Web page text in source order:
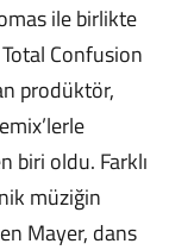
ile birlikte
Confusion
prodüktör,
biri oldu. Farklı
müziğin
Mayer, dans